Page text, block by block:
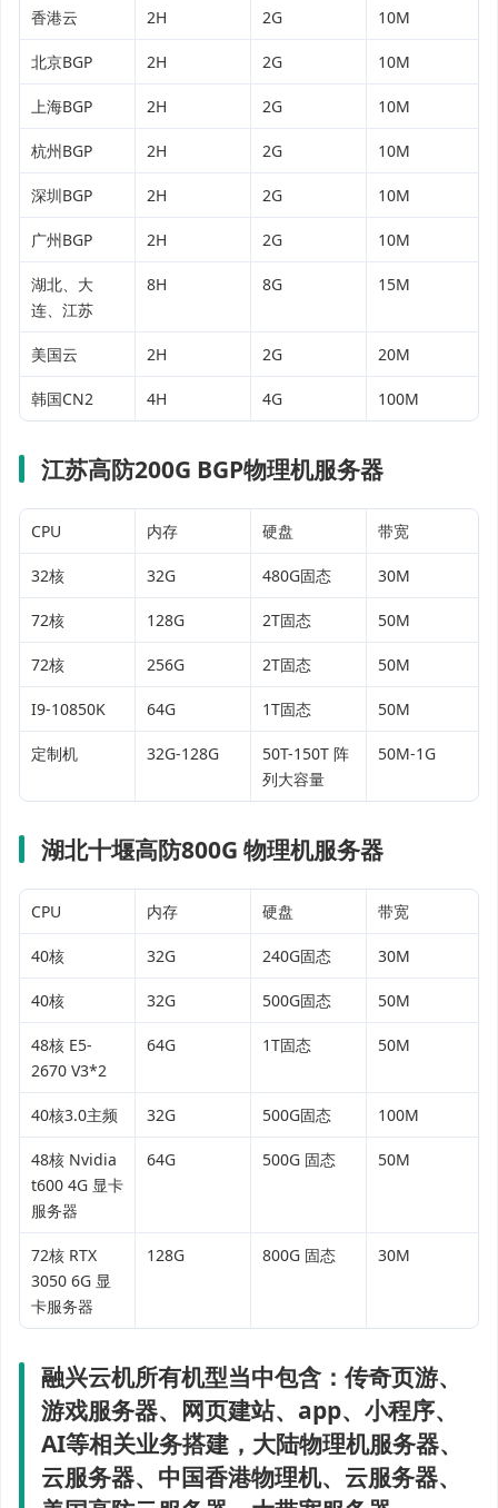
香港云 2H 2G 10M
北京BGP 2H 2G 10M
上海BGP 2H 2G 10M
杭州BGP 2H 2G 10M
深圳BGP 2H 2G 10M
广州BGP 2H 2G 10M
湖北、大
连、江苏
8H 8G 15M
美国云 2H 2G 20M
韩国CN2 4H 4G 100M
江苏高防200G BGP物理机服务器
CPU 内存 硬盘 带宽
32核 32G 480G固态 30M
72核 128G 2T固态 50M
72核 256G 2T固态 50M
I9-10850K 64G 1T固态 50M
定制机 32G-128G
50T-150T 阵
列大容量
50M-1G
湖北十堰高防800G 物理机服务器
CPU 内存 硬盘 带宽
40核 32G 240G固态 30M
40核 32G 500G固态 50M
48核 E5-
2670 V3*2
64G 1T固态 50M
40核3.0主频 32G 500G固态 100M
48核 Nvidia
t600 4G 显卡
服务器
64G 500G 固态 50M
72核 RTX
3050 6G 显
卡服务器
128G 800G 固态 30M
融兴云机所有机型当中包含：传奇页游、
游戏服务器、网页建站、app、小程序、
AI等相关业务搭建，大陆物理机服务器、
云服务器、中国香港物理机、云服务器、